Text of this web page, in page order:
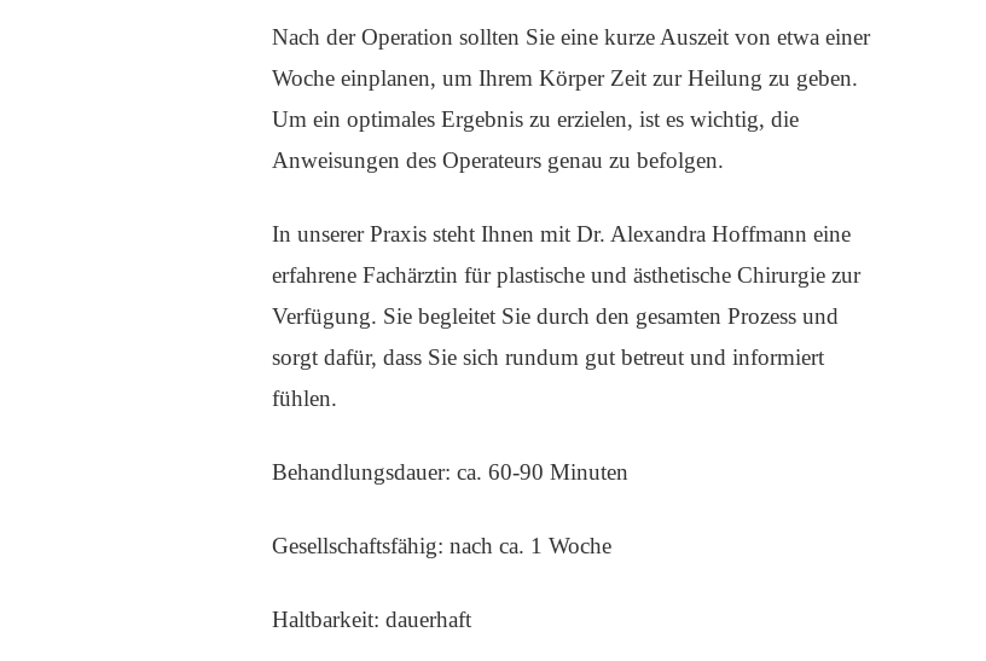
Nach der Operation sollten Sie eine kurze Auszeit von etwa einer
Woche einplanen, um Ihrem Körper Zeit zur Heilung zu geben.
Um ein optimales Ergebnis zu erzielen, ist es wichtig, die
Anweisungen des Operateurs genau zu befolgen.
In unserer Praxis steht Ihnen mit Dr. Alexandra Hoffmann eine
erfahrene Fachärztin für plastische und ästhetische Chirurgie zur
Verfügung. Sie begleitet Sie durch den gesamten Prozess und
sorgt dafür, dass Sie sich rundum gut betreut und informiert
fühlen.
Behandlungsdauer: ca. 60-90 Minuten
Gesellschaftsfähig: nach ca. 1 Woche
Haltbarkeit: dauerhaft